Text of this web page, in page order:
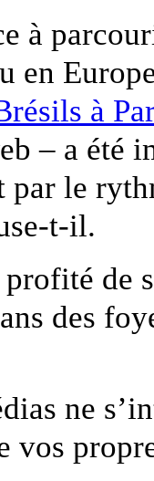
à
en
à
– a été
par le
t-il.
de
des
ne
vos